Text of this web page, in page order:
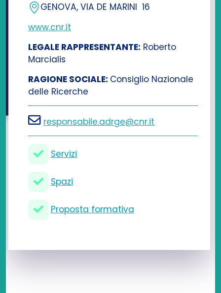
GENOVA, VIA DE MARINI 16
www.cnr.it
LEGALE RAPPRESENTANTE: Roberto
Marcialis
RAGIONE SOCIALE: Consiglio Nazionale
delle Ricerche
responsabile.adrge@cnr.it
Servizi
Spazi
Proposta formativa